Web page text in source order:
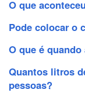
O que
Pode colocar o
O que é
Quantos litros
pessoas?